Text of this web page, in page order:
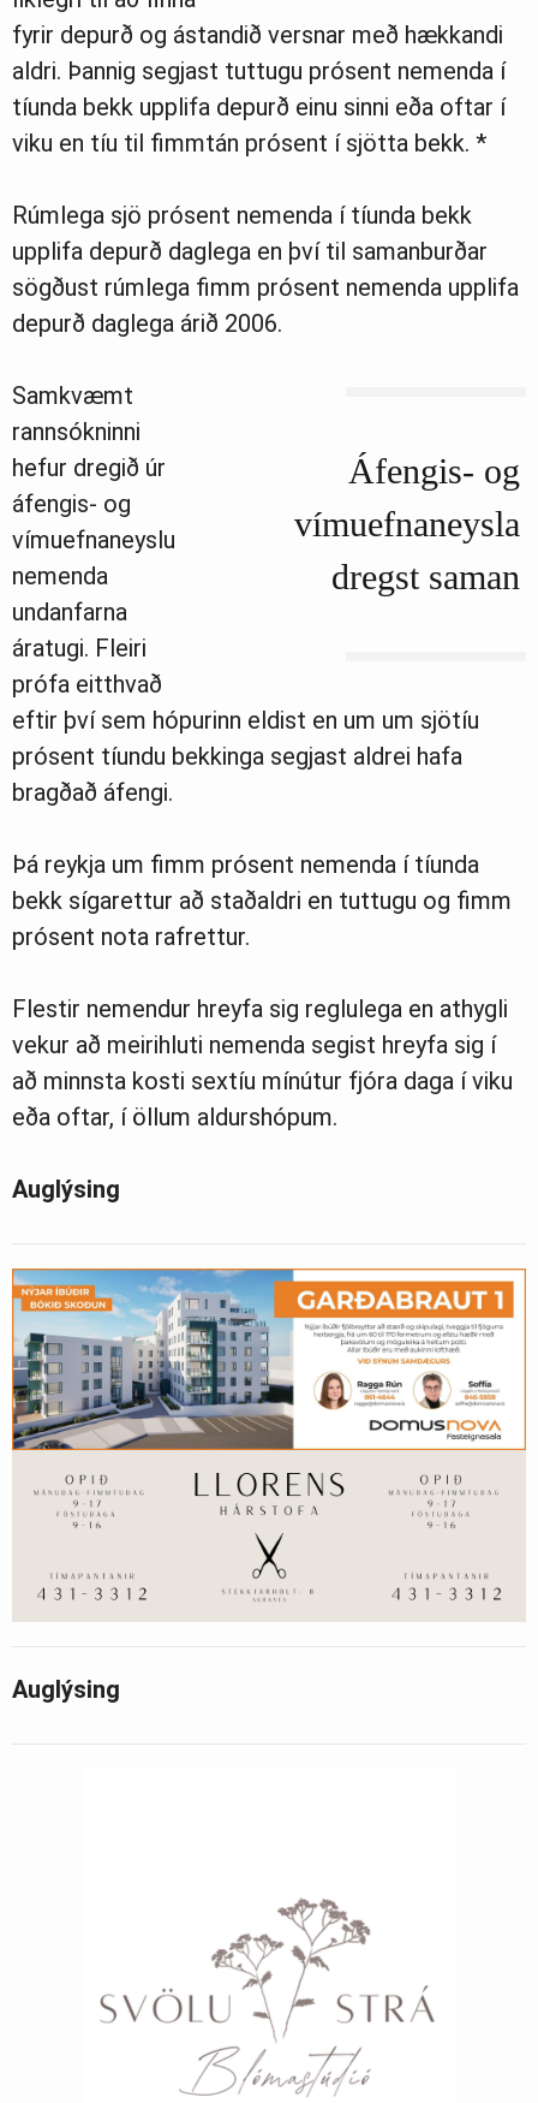
fyrir depurð og ástandið versnar með hækkandi
aldri. Þannig segjast tuttugu prósent nemenda í
tíunda bekk upplifa depurð einu sinni eða oftar í
viku en tíu til fimmtán prósent í sjötta bekk. *
Rúmlega sjö prósent nemenda í tíunda bekk
upplifa depurð daglega en því til samanburðar
sögðust rúmlega fimm prósent nemenda upplifa
depurð daglega árið 2006.
Áfengis- og
vímuefnaneysla
dregst saman
Samkvæmt
rannsókninni
hefur dregið úr
áfengis- og
vímuefnaneyslu
nemenda
undanfarna
áratugi. Fleiri
prófa eitthvað
eftir því sem hópurinn eldist en um um sjötíu
prósent tíundu bekkinga segjast aldrei hafa
bragðað áfengi.
Þá reykja um fimm prósent nemenda í tíunda
bekk sígarettur að staðaldri en tuttugu og fimm
prósent nota rafrettur.
Flestir nemendur hreyfa sig reglulega en athygli
vekur að meirihluti nemenda segist hreyfa sig í
að minnsta kosti sextíu mínútur fjóra daga í viku
eða oftar, í öllum aldurshópum.
Auglýsing
Auglýsing